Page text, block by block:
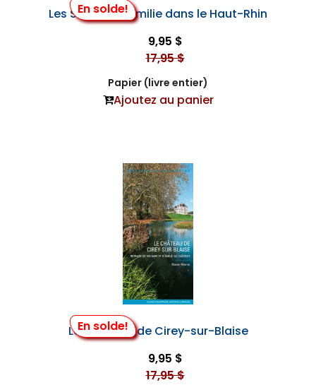
En solde!
Les Sentiers d'Emilie dans le Haut-Rhin
9,95 $
17,95 $
Papier (livre entier)
Ajoutez au panier
En solde!
Le Château de Cirey-sur-Blaise
9,95 $
17,95 $